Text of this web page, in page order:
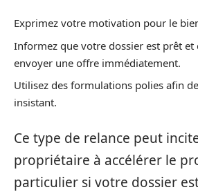
Exprimez votre motivation pour le
Informez que votre dossier est prêt et
envoyer une offre immédiatement.
Utilisez des formulations polies afin
insistant.
Ce type de relance peut
propriétaire à accélérer le
particulier si votre dossier